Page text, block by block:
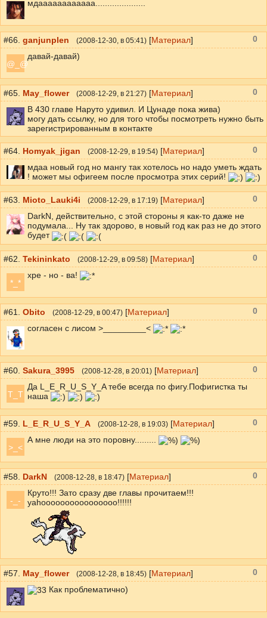
мдаааааааааааа.....................
#66. ganjunplen (2008-12-30 , в 05:41) [Материал]
@_@
давай-давай)
0
#65. May_flower (2008-12-29 , в 21:27) [Материал]
В 430 главе Наруто удивил. И Цунаде пока жива)
могу дать ссылку, но для того чтобы посмотреть нужно быть
зарегистрированным в контакте
0
#64. Homyak_jigan (2008-12-29 , в 19:54) [Материал]
мдаа новый год но мангу так хотелось но надо уметь ждать
! может мы офигеем после просмотра этих серий!
0
#63. Mioto_Lauki4i (2008-12-29 , в 17:19) [Материал]
DarkN, действительно, с этой стороны я как-то даже не
подумала... Ну так здорово, в новый год как раз не до этого
будет
0
#62. Tekininkato (2008-12-29 , в 09:58) [Материал]
*_*
хре - но - ва!
0
#61. Obito (2008-12-29 , в 00:47) [Материал]
согласен с лисом >_________<
0
#60. Sakura_3995 (2008-12-28 , в 20:01) [Материал]
T_T
Да L_E_R_U_S_Y_A тебе всегда по фигу.Пофигистка ты
наша
0
#59. L_E_R_U_S_Y_A (2008-12-28 , в 19:03) [Материал]
>_<
А мне люди на это поровну.........
0
#58. DarkN (2008-12-28 , в 18:47) [Материал]
-_-
Круто!!! Зато сразу две главы прочитаем!!!
yahoooooooooooooooo!!!!!!
0
#57. May_flower (2008-12-28 , в 18:45) [Материал]
Как проблематично)
0